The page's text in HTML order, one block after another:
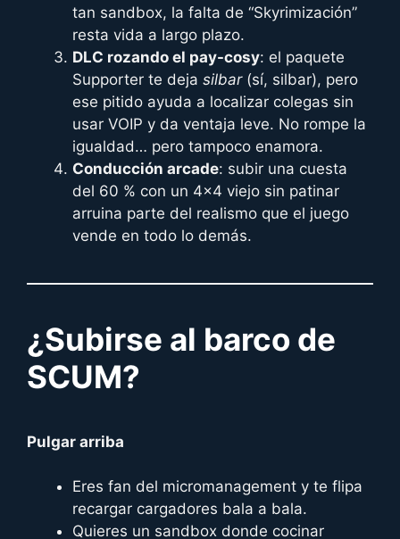
tan sandbox, la falta de “Skyrimización”
resta vida a largo plazo.
DLC rozando el pay-cosy: el paquete
Supporter te deja silbar(sí, silbar), pero
ese pitido ayuda a localizar colegas sin
usar VOIP y da ventaja leve. No rompe la
igualdad… pero tampoco enamora.
Conducción arcade: subir una cuesta
del 60 % con un 4×4 viejo sin patinar
arruina parte del realismo que el juego
vende en todo lo demás.
¿Subirse al barco de
SCUM?
Pulgar arriba
Eres fan del micromanagement y te flipa
recargar cargadores bala a bala.
Quieres un sandbox donde cocinar